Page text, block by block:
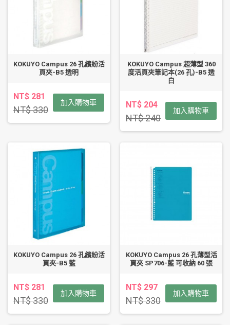
KOKUYO Campus 26 孔繽紛活
頁夾-B5 透明
NT$ 281
NT$ 330
加入購物車
KOKUYO Campus 超薄型 360
度活頁夾筆記本(26 孔)-B5 透
白
NT$ 204
NT$ 240
加入購物車
KOKUYO Campus 26 孔繽紛活
頁夾-B5 藍
NT$ 281
NT$ 330
加入購物車
KOKUYO Campus 26 孔薄型活
頁夾 SP706-藍 可收納 60 張
NT$ 297
NT$ 330
加入購物車